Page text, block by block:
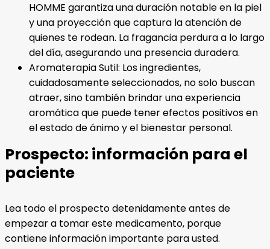
HOMME garantiza una duración notable en la piel
y una proyección que captura la atención de
quienes te rodean. La fragancia perdura a lo largo
del día, asegurando una presencia duradera.
Aromaterapia Sutil: Los ingredientes,
cuidadosamente seleccionados, no solo buscan
atraer, sino también brindar una experiencia
aromática que puede tener efectos positivos en
el estado de ánimo y el bienestar personal.
Prospecto: información para el
paciente
Lea todo el prospecto detenidamente antes de
empezar a tomar este medicamento, porque
contiene información importante para usted.